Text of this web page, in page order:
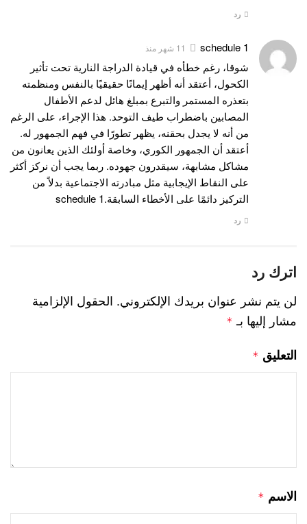
رد
schedule 1 11 شهر منذ
شوقا، رغم خطأه في قيادة الدراجة النارية تحت تأثير
الكحول، أعتقد أنه أظهر إيمانًا حقيقيًا بالنفس ومنظمته
بتعذره المستمر والتبرع بمبلغ هائل لدعم الأطفال
المصابين باضطراب طيف التوحد. هذا الإجراء، على الرغم
من أنه لا يجدل بحقنه، يظهر تطورًا في فهم الجمهور له.
أعتقد أن الجمهور الكوري، وخاصة أولئك الذين يعانون من
مشاكل مشابهة، سيقدرون جهوده. ربما يجب أن نركز أكثر
على النقاط الإيجابية مثل مبادرته الاجتماعية بدلاً من
التركيز دائمًا على الأخطاء السابقة.schedule 1
رد
اترك رد
لن يتم نشر عنوان بريدك الإلكتروني. الحقول الإلزامية
مشار إليها بـ *
التعليق *
الاسم *